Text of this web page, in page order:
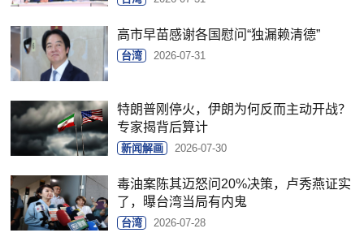
高市早苗感谢各国慰问“独漏赖清德”
台湾 2026-07-31
特朗普刚停火，伊朗为何反而主动开战？
专家揭背后算计
新闻解画 2026-07-30
毒油案陈其迈怒问20%决策，卢秀燕证实
了，曝台湾当局有内鬼
台湾 2026-07-28